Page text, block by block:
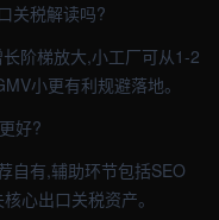
关税解读吗?
阶梯放大,小工厂可从1-2
小更有利规避落地。
好?
自有,辅助环节包括SEO
心出口关税资产。